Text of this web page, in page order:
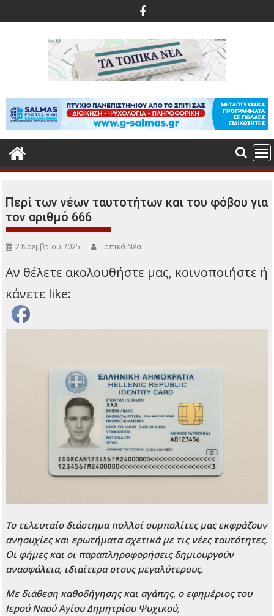
στο
περιεχόμενο
Περί των νέων ταυτοτήτων και του φόβου για
τον αριθμό 666
2 Νοεμβρίου 2025 Τοπικά Νέα
Αν θέλετε ακολουθήστε μας, κοινοποιήστε ή
κάνετε like:
Το τελευταίο διάστημα πολλοί συμπολίτες μας εκφράζουν
ανησυχίες και ερωτήματα σχετικά με τις νέες ταυτότητες.
Οι φήμες και οι παραπληροφορήσεις δημιουργούν
ανασφάλεια, ιδιαίτερα στους μεγαλύτερους.
Με διάθεση καθοδήγησης και αγάπης, ο εφημέριος του
Ιερού Ναού Αγίου Δημητρίου Ψυχικού,